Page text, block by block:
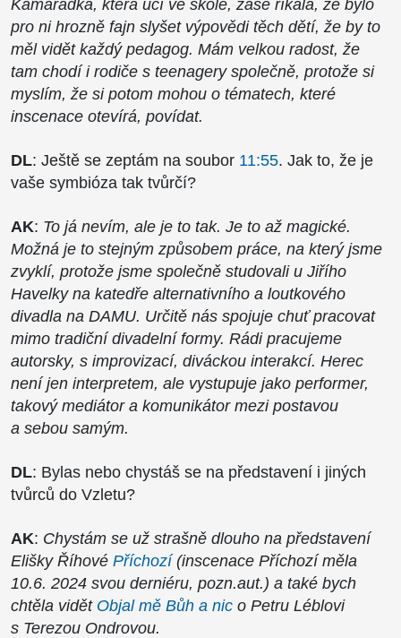
Kamarádka, která učí ve škole, zase říkala, že bylo
pro ni hrozně fajn slyšet výpovědi těch dětí, že by to
měl vidět každý pedagog. Mám velkou radost, že
tam chodí i rodiče s teenagery společně, protože si
myslím, že si potom mohou o tématech, které
inscenace otevírá, povídat.
DL: Ještě se zeptám na soubor 11:55. Jak to, že je
vaše symbióza tak tvůrčí?
AK: To já nevím, ale je to tak. Je to až magické.
Možná je to stejným způsobem práce, na který jsme
zvyklí, protože jsme společně studovali u Jiřího
Havelky na katedře alternativního a loutkového
divadla na DAMU. Určitě nás spojuje chuť pracovat
mimo tradiční divadelní formy. Rádi pracujeme
autorsky, s improvizací, diváckou interakcí. Herec
není jen interpretem, ale vystupuje jako performer,
takový mediátor a komunikátor mezi postavou
a sebou samým.
DL: Bylas nebo chystáš se na představení i jiných
tvůrců do Vzletu?
AK: Chystám se už strašně dlouho na představení
Elišky Říhové Příchozí(inscenace Příchozí měla
10.6. 2024 svou derniéru, pozn.aut.) a také bych
chtěla vidět Objal mě Bůh a nic o Petru Léblovi
s Terezou Ondrovou.